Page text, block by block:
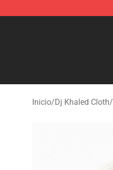
Inicio/Dj Khaled Cloth/